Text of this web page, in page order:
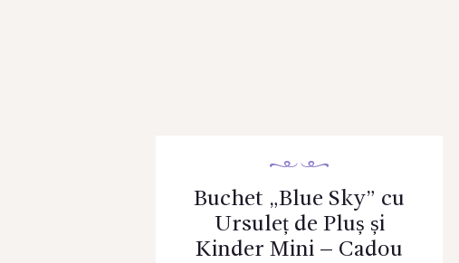
Buchet „Blue Sky” cu
Ursuleț de Pluș și
Kinder Mini – Cadou